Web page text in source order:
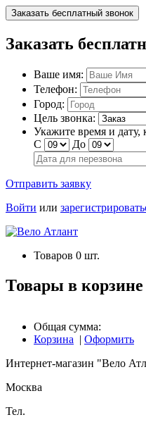
Заказать бесплатный звонок
Заказать
Ваше имя:
Телефон:
Город:
Цель звонка:
Укажите время и дату,
С
До
Отправить заявку
Войти или
Товаров 0 шт.
Товары в корзине
Общая сумма:
Корзина | Оформить
Интернет-магазин "Вело
Москва
Тел.